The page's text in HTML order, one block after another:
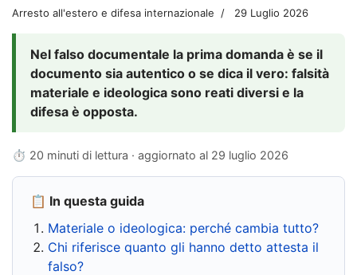
Arresto all'estero e difesa internazionale 29 Luglio 2026
Nel falso documentale la prima domanda è se il
documento sia autentico o se dica il vero: falsità
materiale e ideologica sono reati diversi e la
difesa è opposta.
⏱ 20 minuti di lettura · aggiornato al 29 luglio 2026
📋 In questa guida
Materiale o ideologica: perché cambia tutto?
Chi riferisce quanto gli hanno detto attesta il
falso?